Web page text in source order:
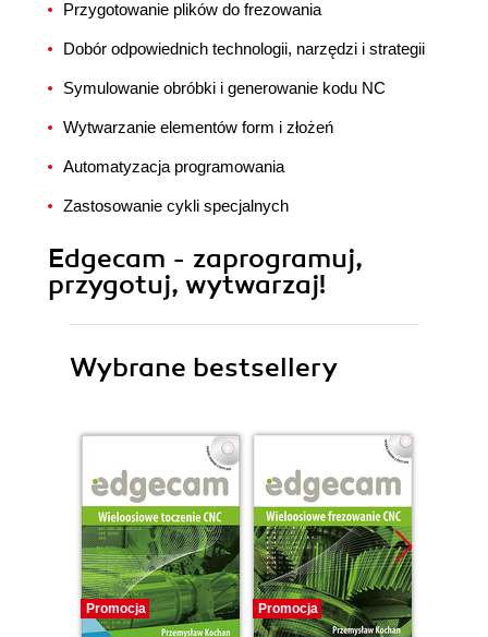
Przygotowanie plików do frezowania
Dobór odpowiednich technologii, narzędzi i strategii
Symulowanie obróbki i generowanie kodu NC
Wytwarzanie elementów form i złożeń
Automatyzacja programowania
Zastosowanie cykli specjalnych
Edgecam - zaprogramuj,
przygotuj, wytwarzaj!
Wybrane bestsellery
Promocja Promocja